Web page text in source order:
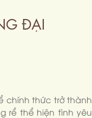
ĐẠI
chính thức trở thành
rể thể hiện tình yêu